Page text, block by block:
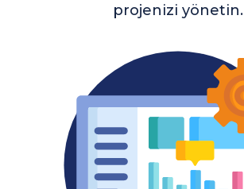
projenizi yönetin.